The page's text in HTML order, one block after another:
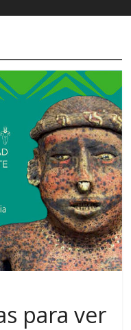
para ver